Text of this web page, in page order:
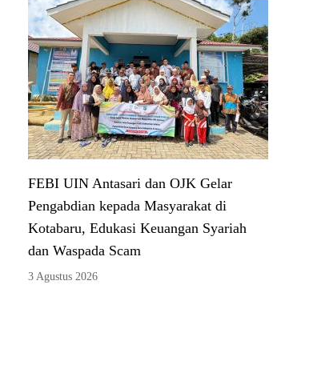
FEBI UIN Antasari dan OJK Gelar
Pengabdian kepada Masyarakat di
Kotabaru, Edukasi Keuangan Syariah
dan Waspada Scam
3 Agustus 2026